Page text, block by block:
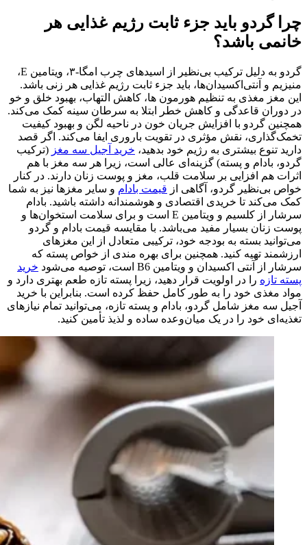
چرا گردو باید جزء ثابت رژیم غذایی هر
خانمی باشد؟
گردو به دلیل ترکیب بی‌نظیر از اسیدهای چرب امگا‑۳، ویتامین E،
منیزیم و آنتی‌اکسیدان‌ها، باید جزء ثابت رژیم غذایی هر زنی باشد.
این مغز مغذی به تنظیم هورمون‌ ها، کاهش التهاب، بهبود خلق‌ و خو
در دوران قاعدگی و کاهش خطر ابتلا به سرطان سینه کمک می‌کند.
همچنین گردو با افزایش جریان خون در ناحیه لگن و بهبود کیفیت
تخمک‌گذاری، نقش مؤثری در تقویت باروری ایفا می‌کند. اگر قصد
دارید تنوع بیشتری به رژیم خود بدهید، خرید‌ آجیل‌ سه‌ مغز (ترکیب
گردو، بادام و پسته) گزینه‌ای عالی است، زیرا هر سه مغز با هم
اثرات هم افزایی بر سلامت قلب، مغز و پوست زنان دارند. در کنار
خواص بی‌نظیر گردو، آگاهی از قیمت‌ بادام و سایر مغزها نیز به شما
کمک می‌کند تا خریدی اقتصادی و هوشمندانه داشته باشید. بادام
سرشار از کلسیم و ویتامین E است و برای سلامت استخوان‌ها و
پوست زنان بسیار مفید می‌باشد. با مقایسه قیمت‌ بادام و گردو
می‌توانید بسته به بودجه خود، ترکیبی متعادل از این مغزهای
ارزشمند تهیه کنید. همچنین برای بهره‌ مندی از خواص پسته که
سرشار از آنتی‌ اکسیدان و ویتامین B6 است، توصیه می‌شود
خرید‌
پسته‌ تازه را در اولویت قرار دهید، زیرا پسته تازه طعم بهتری دارد و
مواد مغذی خود را به طور کامل حفظ کرده است. بنابراین با خرید‌
آجیل‌ سه‌ مغز شامل گردو، بادام و پسته تازه، می‌توانید تمام نیازهای
تغذیه‌ای خود را در یک میان‌وعده ساده و لذیذ تأمین کنید.